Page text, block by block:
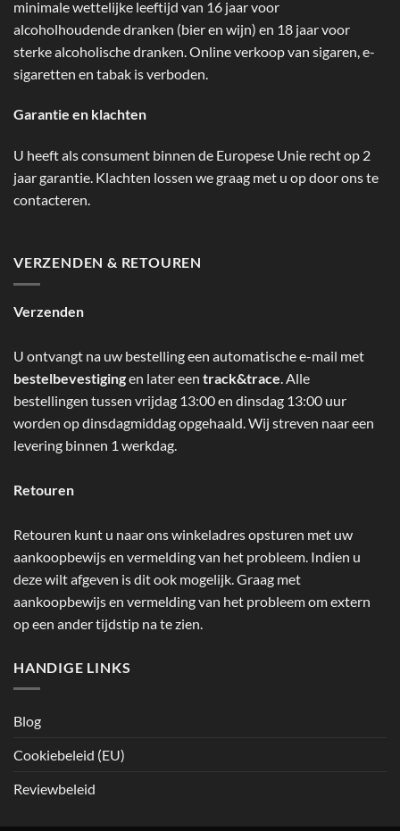
minimale wettelijke leeftijd van 16 jaar voor
alcoholhoudende dranken (bier en wijn) en 18 jaar voor
sterke alcoholische dranken. Online verkoop van sigaren, e-
sigaretten en tabak is verboden.
Garantie en klachten
U heeft als consument binnen de Europese Unie recht op 2
jaar garantie. Klachten lossen we graag met u op door ons te
contacteren.
VERZENDEN & RETOUREN
Verzenden
U ontvangt na uw bestelling een automatische e-mail met
bestelbevestigingen later een track&trace . Alle
bestellingen tussen vrijdag 13:00 en dinsdag 13:00 uur
worden op dinsdagmiddag opgehaald. Wij streven naar een
levering binnen 1 werkdag.
Retouren
Retouren kunt u naar ons winkeladres opsturen met uw
aankoopbewijs en vermelding van het probleem. Indien u
deze wilt afgeven is dit ook mogelijk. Graag met
aankoopbewijs en vermelding van het probleem om extern
op een ander tijdstip na te zien.
HANDIGE LINKS
Blog
Cookiebeleid (EU)
Reviewbeleid